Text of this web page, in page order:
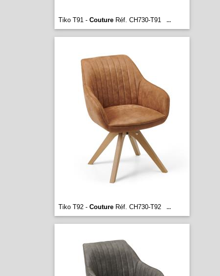
Tiko T91 - CoutureRéf. CH730-T91 ...
Tiko T92 - CoutureRéf. CH730-T92 ...